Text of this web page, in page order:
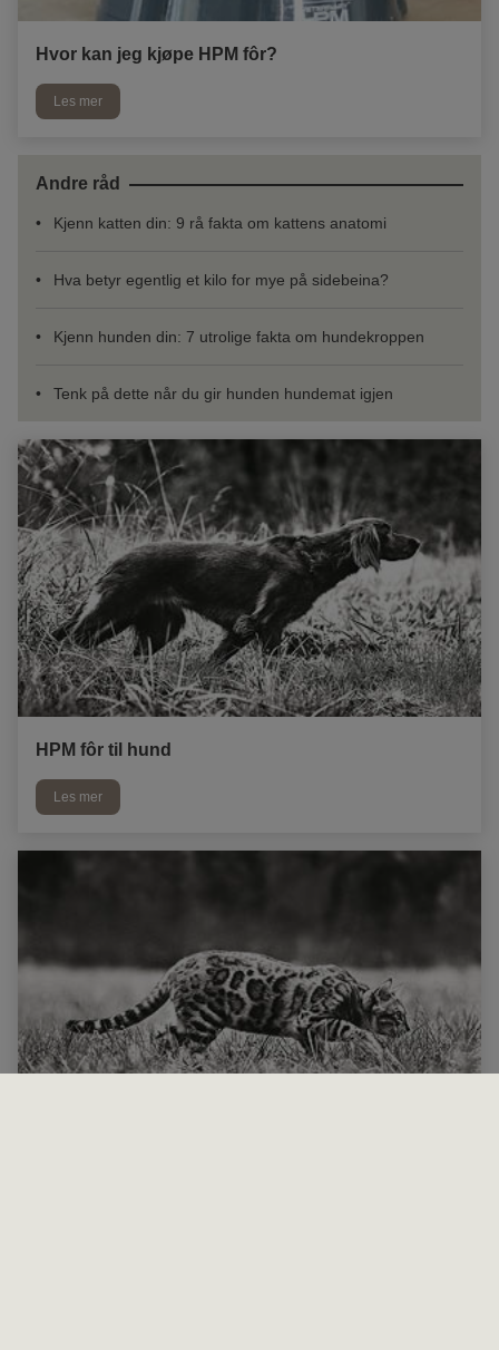
Hvor kan jeg kjøpe HPM fôr?
Les mer
Andre råd
Kjenn katten din: 9 rå fakta om kattens anatomi
Hva betyr egentlig et kilo for mye på sidebeina?
Kjenn hunden din: 7 utrolige fakta om hundekroppen
Tenk på dette når du gir hunden hundemat igjen
HPM fôr til hund
Les mer